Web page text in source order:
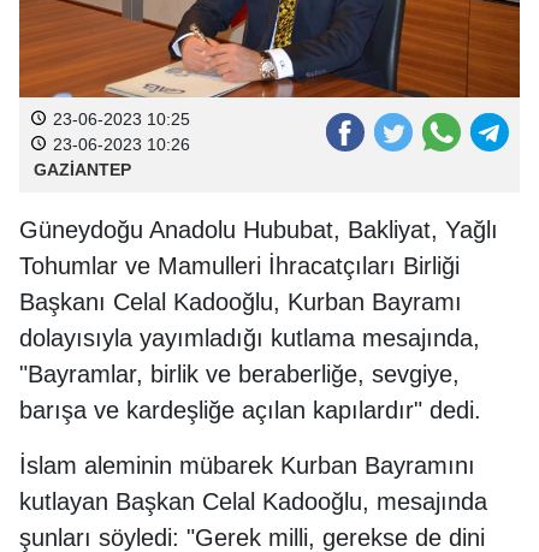
23-06-2023 10:25
23-06-2023 10:26
GAZİANTEP
Güneydoğu Anadolu Hububat, Bakliyat, Yağlı
Tohumlar ve Mamulleri İhracatçıları Birliği
Başkanı Celal Kadooğlu, Kurban Bayramı
dolayısıyla yayımladığı kutlama mesajında,
"Bayramlar, birlik ve beraberliğe, sevgiye,
barışa ve kardeşliğe açılan kapılardır" dedi.
İslam aleminin mübarek Kurban Bayramını
kutlayan Başkan Celal Kadooğlu, mesajında
şunları söyledi: "Gerek milli, gerekse de dini